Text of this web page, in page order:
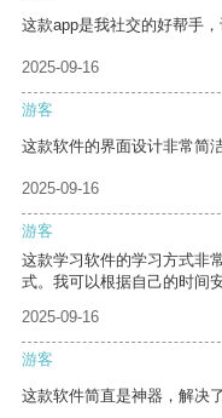
这款app是我社交的好帮手
2025-09-16
游客
这款软件的界面设计非常简
2025-09-16
游客
这款学习软件的学习方式非
式。我可以根据自己的时间
2025-09-16
游客
这款软件简直是神器，解决